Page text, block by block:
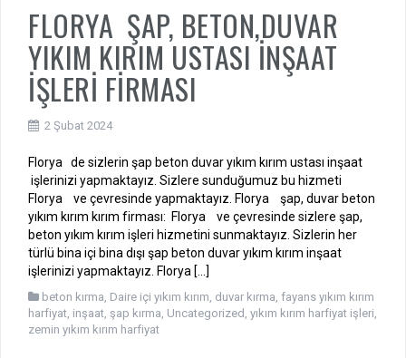
FLORYA ŞAP, BETON,DUVAR
YIKIM KIRIM USTASI İNŞAAT
İŞLERİ FİRMASI
2 Şubat 2024
Florya de sizlerin şap beton duvar yıkım kırım ustası inşaat
işlerinizi yapmaktayız. Sizlere sunduğumuz bu hizmeti
Florya ve çevresinde yapmaktayız. Florya şap, duvar beton
yıkım kırım kırım firması: Florya ve çevresinde sizlere şap,
beton yıkım kırım işleri hizmetini sunmaktayız. Sizlerin her
türlü bina içi bina dışı şap beton duvar yıkım kırım inşaat
işlerinizi yapmaktayız. Florya […]
beton kırma Daire içi yıkım kırım duvar kırma fayans yıkım kırım
harfiyat inşaat şap kırma Uncategorized yıkım kırım harfiyat işleri
zemin yıkım kırım harfiyat